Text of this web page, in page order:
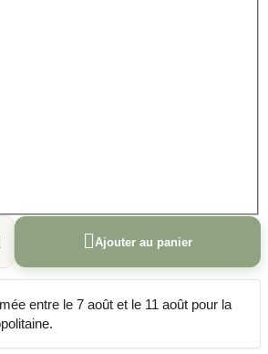
 Ajouter au panier
entre le 7 août et le 11 août pour la